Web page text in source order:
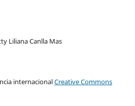
Liliana Canlla Mas
internacionalCreative Commons